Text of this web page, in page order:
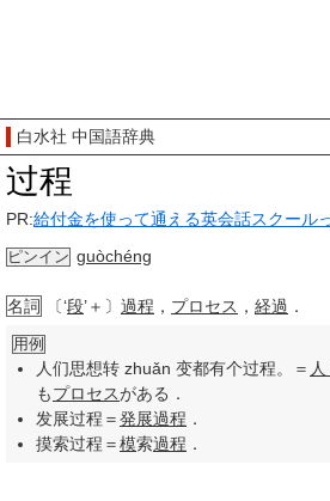
白水社 中国語辞典
过程
PR:給付金を使って通える英会話スクール
ピンイン guòchéng
名詞 〔‘段’＋〕 過程 ， プロセス ， 経過 ．
用例
人们思想转 zhuǎn 变都有个过程。＝ 人
もプロセスがある．
发展过程＝発展過程 ．
摸索过程＝模索過程 ．